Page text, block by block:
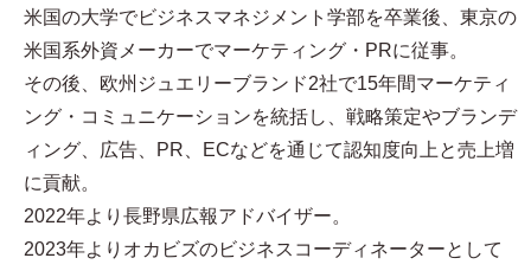
米国の大学でビジネスマネジメント学部を卒業後、東京の
米国系外資メーカーでマーケティング・PRに従事。
その後、欧州ジュエリーブランド2社で15年間マーケティ
ング・コミュニケーションを統括し、戦略策定やブランデ
ィング、広告、PR、ECなどを通じて認知度向上と売上増
に貢献。
2022年より長野県広報アドバイザー。
2023年よりオカビズのビジネスコーディネーターとして